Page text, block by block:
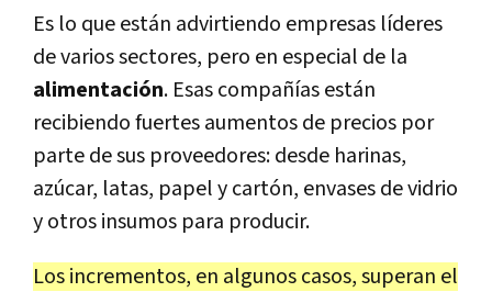
Es lo que están advirtiendo empresas líderes
de varios sectores, pero en especial de la
alimentación. Esas compañías están
recibiendo fuertes aumentos de precios por
parte de sus proveedores: desde harinas,
azúcar, latas, papel y cartón, envases de vidrio
y otros insumos para producir.
Los incrementos, en algunos casos, superan el